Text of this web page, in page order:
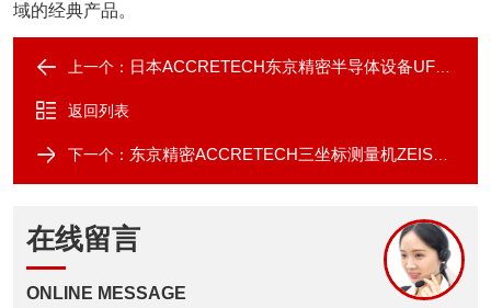
域的经典产品。
上一个： 日本ACCRETECH东京精密半导体设备UF2000
返回列表
下一个： 东京精密ACCRETECH三坐标测量机ZEISS XENOS
在线留言
ONLINE MESSAGE